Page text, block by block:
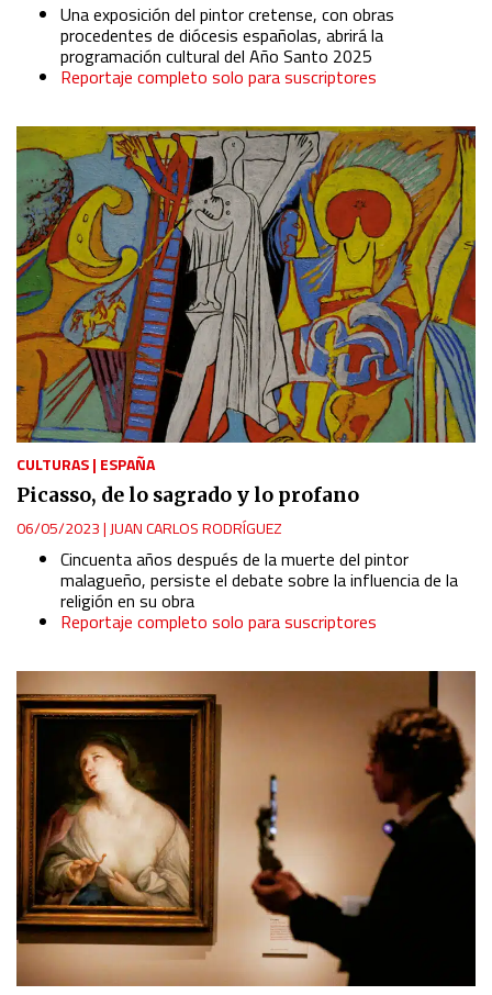
Una exposición del pintor cretense, con obras
procedentes de diócesis españolas, abrirá la
programación cultural del Año Santo 2025
Reportaje completo solo para suscriptores
CULTURAS| ESPAÑA
Picasso, de lo sagrado y lo profano
06/05/2023| JUAN CARLOS RODRÍGUEZ
Cincuenta años después de la muerte del pintor
malagueño, persiste el debate sobre la influencia de la
religión en su obra
Reportaje completo solo para suscriptores